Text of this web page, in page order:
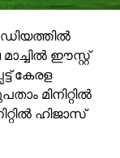
ഈസ്റ്റ്
കേരള
മിനിറ്റില്‍
ഹിജാസ്